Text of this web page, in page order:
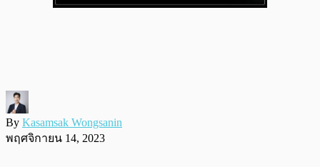
By Kasamsak Wongsanin
พฤศจิกายน 14, 2023